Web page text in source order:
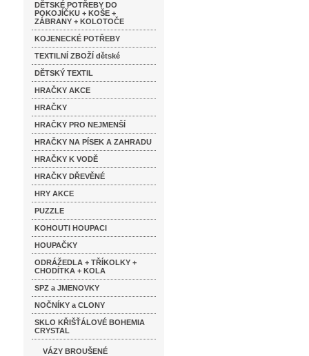
DĚTSKÉ POTŘEBY DO
POKOJÍČKU + KOŠE +
ZÁBRANY + KOLOTOČE
KOJENECKÉ POTŘEBY
TEXTILNÍ ZBOŽÍ dětské
DĚTSKÝ TEXTIL
HRAČKY AKCE
HRAČKY
HRAČKY PRO NEJMENŠÍ
HRAČKY NA PÍSEK A ZAHRADU
HRAČKY K VODĚ
HRAČKY DŘEVĚNÉ
HRY AKCE
PUZZLE
KOHOUTI HOUPACI
HOUPAČKY
ODRÁŽEDLA + TŘÍKOLKY +
CHODÍTKA + KOLA
SPZ a JMENOVKY
NOČNÍKY a CLONY
SKLO KŘIŠŤÁLOVÉ BOHEMIA
CRYSTAL
VÁZY BROUŠENÉ